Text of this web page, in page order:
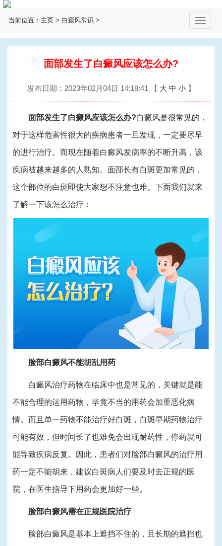
当前位置： 主页 > 白癜风常识 >
切
换
面部发生了白癜风应该怎么办?
发布日期：2023年02月04日 14:18:41 【 大 中 小】
面部发生了白癜风应该怎么办?白癜风是很常见的，
对于这样危害性很大的疾病患者一旦发现，一定要尽早
的进行治疗。而现在随着白癜风发病率的不断升高，该
疾病被越来越多的人熟知。面部长有白斑更加常见的，
这个部位的白斑即使大家想不注意也难。下面我们就来
了解一下该怎么治疗：
脸部白癜风不能胡乱用药
白癜风治疗药物在临床中也是常见的，关键就是能
不能合理的运用药物，毕竟不当的用药会加重恶化病
情。而且单一药物不能治疗好白斑，白斑早期药物治疗
可能有效，但时间长了也难免会出现耐药性，停药就可
能导致疾病反复。因此，患者们对脸部白癜风的治疗用
药一定不能胡来，建议白斑病人们要及时去正规的医
院，在医生指导下用药会更加好一些。
脸部白癜风需在正规医院治疗
脸部白癜风是基本上遮挡不住的，且长期的遮挡也